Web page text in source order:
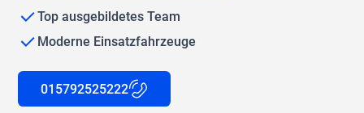
Top ausgebildetes Team
Moderne Einsatzfahrzeuge
015792525222